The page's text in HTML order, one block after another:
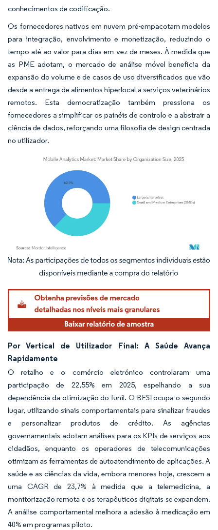
conhecimentos de codificação.
Os fornecedores nativos em nuvem pré-empacotam modelos
para integração, envolvimento e monetização, reduzindo o
tempo até ao valor para dias em vez de meses. À medida que
as PME adotam, o mercado de análise móvel beneficia da
expansão do volume e de casos de uso diversificados que vão
desde a entrega de alimentos hiperlocal a serviços veterinários
remotos. Esta democratização também pressiona os
fornecedores a simplificar os painéis de controlo e a abstrair a
ciência de dados, reforçando uma filosofia de design centrada
no utilizador.
Imagem © Mordor Intelligence. O reuso requer atribuição conforme CC BY 4.0.
Por Vertical de Utilizador Final: A Saúde Avança
Rapidamente
O retalho e o comércio eletrónico controlaram uma
participação de 22,55% em 2025, espelhando a sua
dependência da otimização do funil. O BFSI ocupa o segundo
lugar, utilizando sinais comportamentais para sinalizar fraudes
e personalizar produtos de crédito. As agências
governamentais adotam análises para os KPIs de serviços aos
cidadãos, enquanto os operadores de telecomunicações
otimizam as ferramentas de autoatendimento de aplicações. A
saúde e as ciências da vida, embora menores hoje, crescem a
uma CAGR de 23,7% à medida que a telemedicina, a
monitorização remota e os terapêuticos digitais se expandem.
A análise comportamental melhora a adesão à medicação em
40% em programas piloto.